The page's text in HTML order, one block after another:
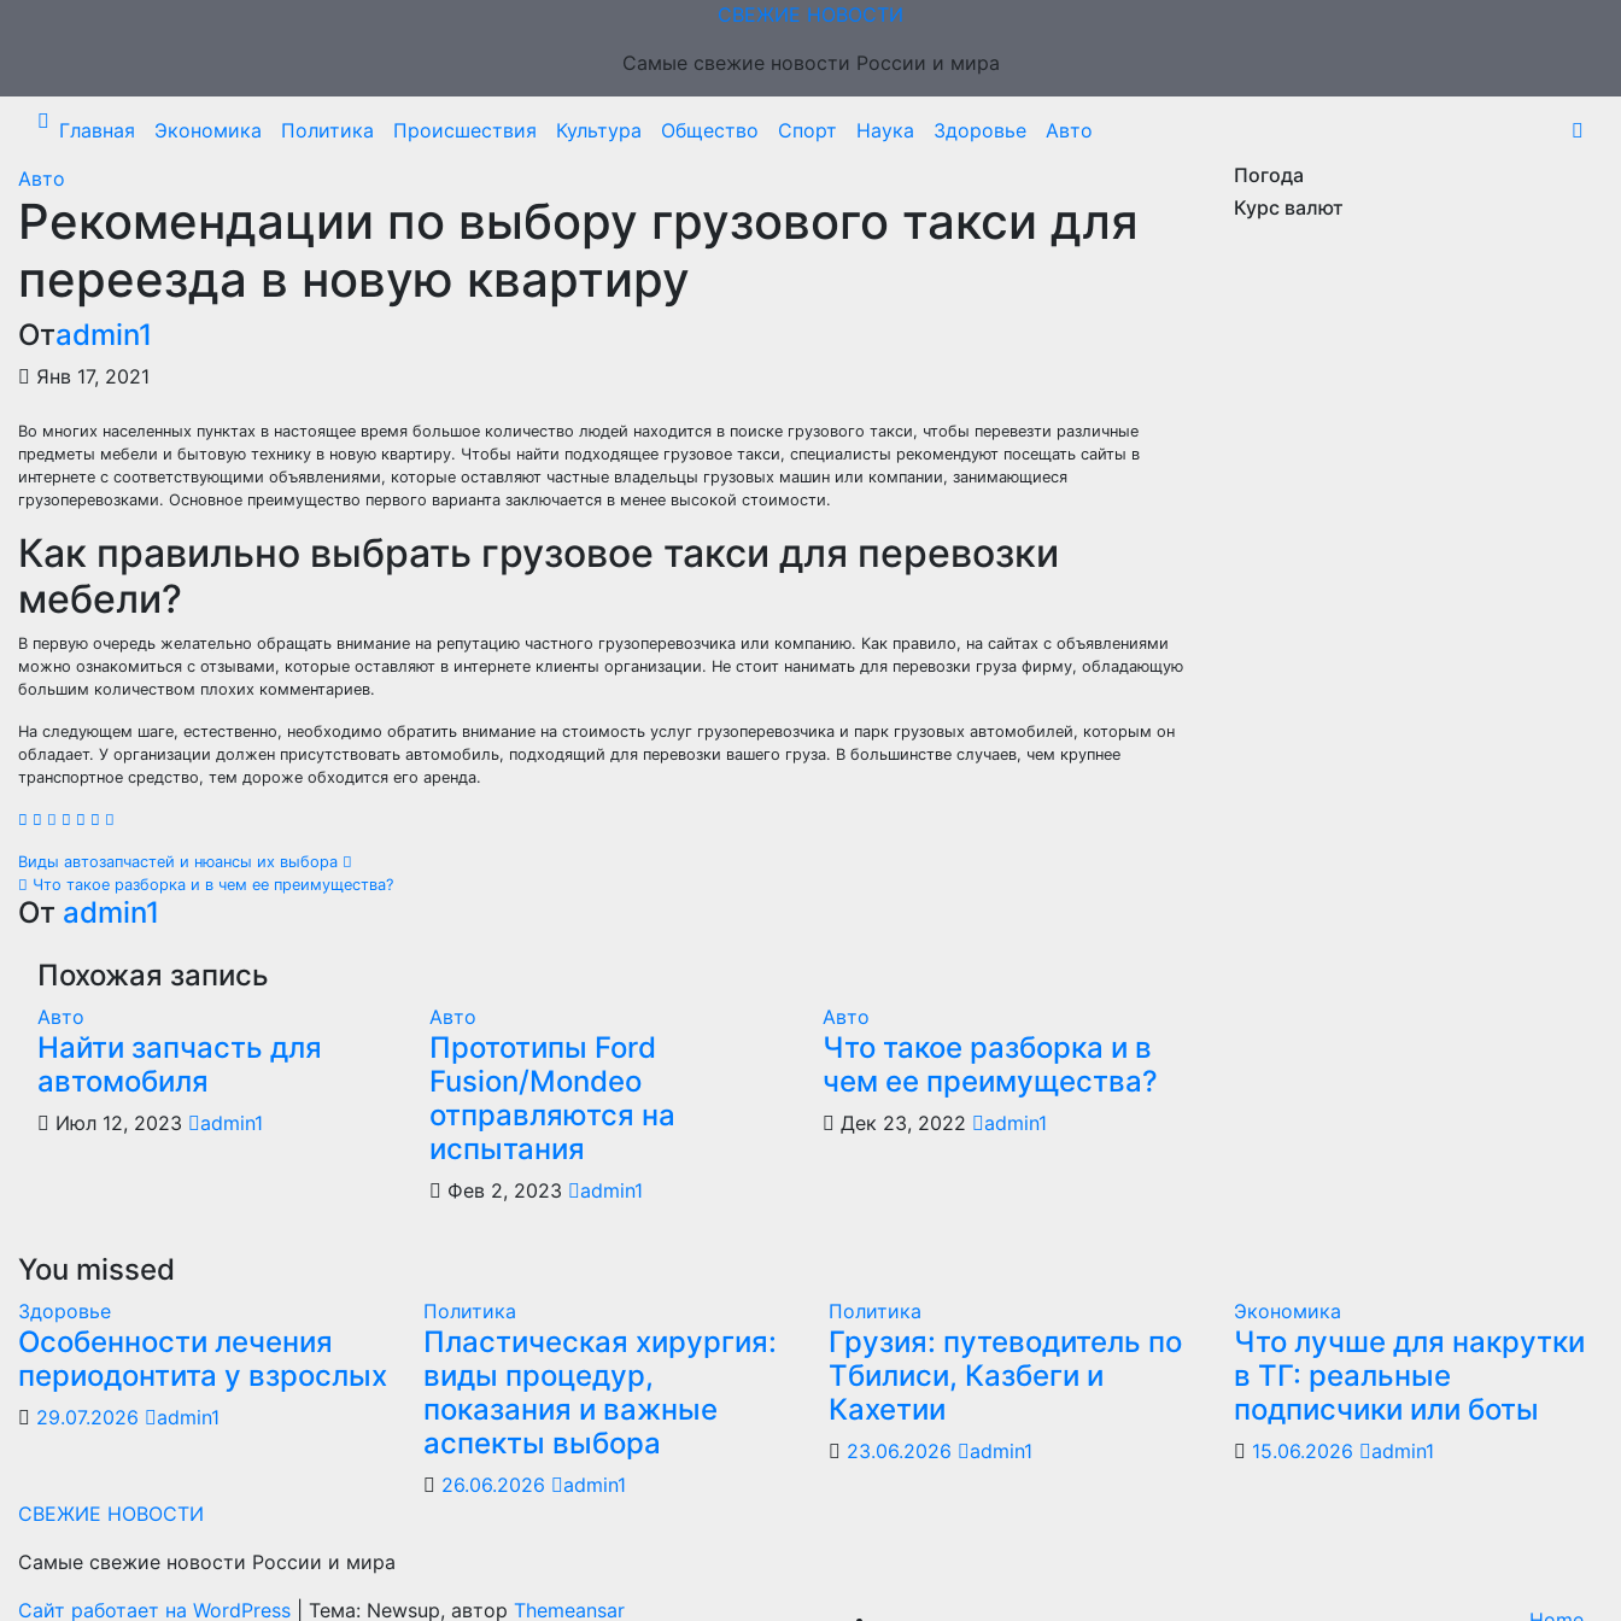
СВЕЖИЕ НОВОСТИ
Самые свежие новости России и мира
Главная Экономика Политика Происшествия Культура Общество Спорт Наука Здоровье
Авто
Авто
Рекомендации по выбору грузового такси для
переезда в новую квартиру
Отadmin1
Янв 17, 2021
Во многих населенных пунктах в настоящее время большое количество людей находится в поиске грузового такси, чтобы перевезти различные
предметы мебели и бытовую технику в новую квартиру. Чтобы найти подходящее грузовое такси, специалисты рекомендуют посещать сайты в
интернете с соответствующими объявлениями, которые оставляют частные владельцы грузовых машин или компании, занимающиеся
грузоперевозками. Основное преимущество первого варианта заключается в менее высокой стоимости.
Как правильно выбрать грузовое такси для перевозки
мебели?
В первую очередь желательно обращать внимание на репутацию частного грузоперевозчика или компанию. Как правило, на сайтах с объявлениями
можно ознакомиться с отзывами, которые оставляют в интернете клиенты организации. Не стоит нанимать для перевозки груза фирму, обладающую
большим количеством плохих комментариев.
На следующем шаге, естественно, необходимо обратить внимание на стоимость услуг грузоперевозчика и парк грузовых автомобилей, которым он
обладает. У организации должен присутствовать автомобиль, подходящий для перевозки вашего груза. В большинстве случаев, чем крупнее
транспортное средство, тем дороже обходится его аренда.
Навигация
по
записям
Виды автозапчастей и нюансы их выбора
Что такое разборка и в чем ее преимущества?
От admin1
Похожая запись
Авто
Найти запчасть для
автомобиля
Июл 12, 2023 admin1
Авто
Прототипы Ford
Fusion/Mondeo
отправляются на
испытания
Фев 2, 2023 admin1
Авто
Что такое разборка и в
чем ее преимущества?
Дек 23, 2022 admin1
Погода
Курс валют
You missed
Здоровье
Особенности лечения
периодонтита у взрослых
29.07.2026 admin1
Политика
Пластическая хирургия:
виды процедур,
показания и важные
аспекты выбора
26.06.2026 admin1
Политика
Грузия: путеводитель по
Тбилиси, Казбеги и
Кахетии
23.06.2026 admin1
Экономика
Что лучше для накрутки
в ТГ: реальные
подписчики или боты
15.06.2026 admin1
СВЕЖИЕ НОВОСТИ
Самые свежие новости России и мира
Сайт работает на WordPress
Тема: Newsup, автор Themeansar